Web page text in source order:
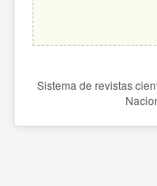
Sistema de revistas